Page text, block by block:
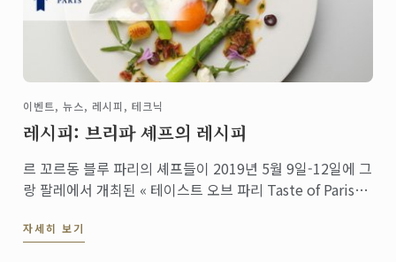
이벤트, 뉴스, 레시피, 테크닉
레시피: 브리파 셰프의 레시피
르 꼬르동 블루 파리의 셰프들이 2019년 5월 9일-12일에 그
랑 팔레에서 개최된 « 테이스트 오브 파리 Taste of Paris
셰프는 떼아트르 로랑 페리에 무대에서 멋진 요리 시연을 선
자세히 보기